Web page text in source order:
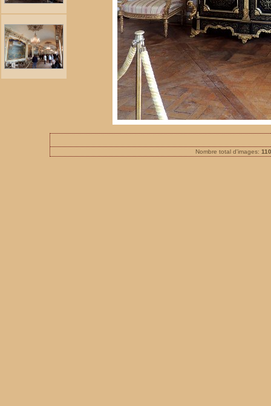
Nombre total d'images: 110